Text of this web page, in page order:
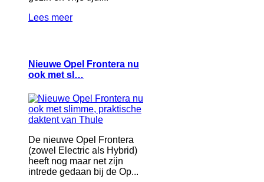
Lees meer
Nieuwe Opel Frontera nu
ook met sl…
De nieuwe Opel Frontera
(zowel Electric als Hybrid)
heeft nog maar net zijn
intrede gedaan bij de Op...